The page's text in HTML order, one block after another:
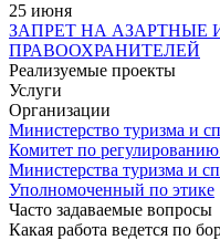
25 июня
ЗАПРЕТ НА
ПРАВООХРАНИТЕЛЕЙ
Реализуемые проекты
Услуги
Организации
Министерство туризма и
Комитет по
Министерства туризма и
Уполномоченный по этике
Часто задаваемые вопросы
Какая работа ведется по